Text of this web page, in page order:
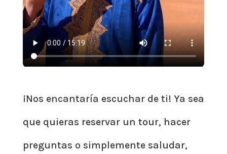
¡Nos encantaría escuchar de ti! Ya sea
que quieras reservar un tour, hacer
preguntas o simplemente saludar,